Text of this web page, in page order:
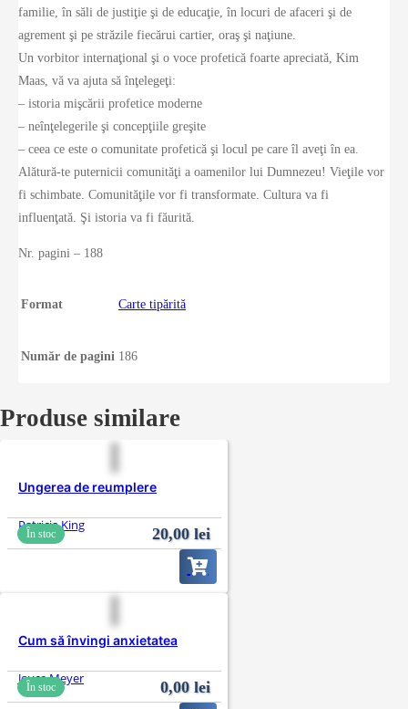
familie, în săli de justiţie şi de educaţie, în locuri de afaceri şi de
agrement şi pe străzile fiecărui cartier, oraş şi naţiune.
Un vorbitor internaţional şi o voce profetică foarte apreciată, Kim
Maas, vă va ajuta să înţelegeţi:
– istoria mişcării profetice moderne
– neînţelegerile şi concepţiile greşite
– ceea ce este o comunitate profetică şi locul pe care îl aveţi în ea.
Alătură-te puternicii comunităţi a oamenilor lui Dumnezeu! Vieţile vor
fi schimbate. Comunităţile vor fi transformate. Cultura va fi
influenţată. Şi istoria va fi făurită.
Nr. pagini – 188
Format Carte tipărită
Număr de pagini 186
Produse similare
Ungerea de reumplere
Patricia King
În stoc 20,00 lei
Cum să învingi anxietatea
Joyce Meyer
În stoc 0,00 lei